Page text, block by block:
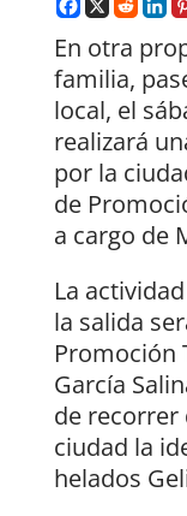
En otra
familia,
local, el
realizará
por la
de
a cargo de
La
la salida
Promoción
García
de recorrer
ciudad la
helados